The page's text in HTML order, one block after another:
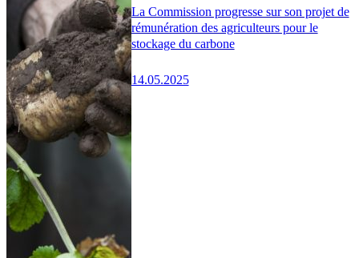
La Commission progresse sur son projet de
rémunération des agriculteurs pour le
stockage du carbone
14.05.2025